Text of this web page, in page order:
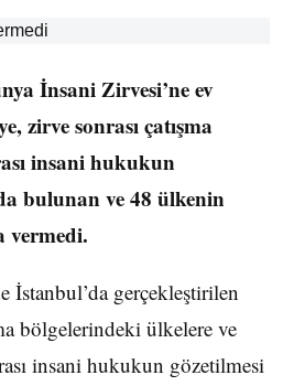
İnsani Zirvesi’ne ev
zirve sonrası çatışma
insani hukukun
bulunan ve 48 ülkenin
vermedi.
İstanbul’da gerçekleştirilen
bölgelerindeki ülkelere ve
insani hukukun gözetilmesi